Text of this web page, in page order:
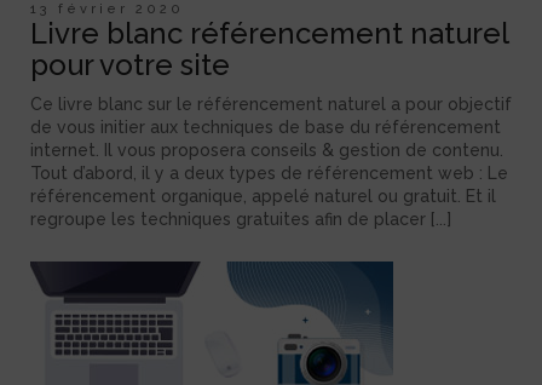
13 février 2020
Livre blanc référencement naturel
pour votre site
Ce livre blanc sur le référencement naturel a pour objectif
de vous initier aux techniques de base du référencement
internet. Il vous proposera conseils & gestion de contenu.
Tout d’abord, il y a deux types de référencement web : Le
référencement organique, appelé naturel ou gratuit. Et il
regroupe les techniques gratuites afin de placer [...]